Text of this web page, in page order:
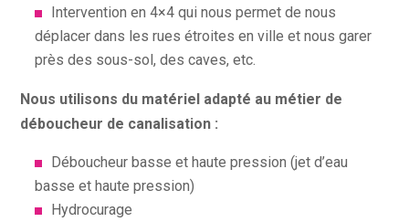
Intervention en 4×4 qui nous permet de nous
déplacer dans les rues étroites en ville et nous garer
près des sous-sol, des caves, etc.
Nous utilisons du matériel adapté au métier de
déboucheur de canalisation :
Déboucheur basse et haute pression (jet d’eau
basse et haute pression)
Hydrocurage